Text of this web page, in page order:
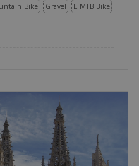
E MTB Bike
Gravel
Bike